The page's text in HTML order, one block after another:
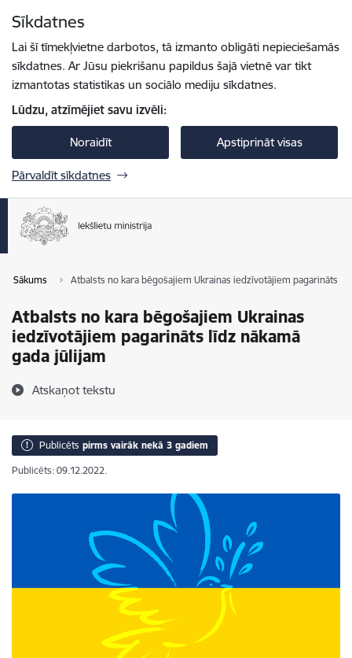
Sīkdatnes
Lai šī tīmekļvietne darbotos, tā izmanto obligāti nepieciešamās
sīkdatnes. Ar Jūsu piekrišanu papildus šajā vietnē var tikt
izmantotas statistikas un sociālo mediju sīkdatnes.
Lūdzu, atzīmējiet savu izvēli:
Noraidīt Apstiprināt visas
Pārvaldīt sīkdatnes
Sākums Atbalsts no kara bēgošajiem Ukrainas iedzīvotājiem pagarināts
Atbalsts no kara bēgošajiem Ukrainas
iedzīvotājiem pagarināts līdz nākamā
gada jūlijam
Atskaņot tekstu
Publicēts pirms vairāk nekā 3 gadiem
Publicēts: 09.12.2022.